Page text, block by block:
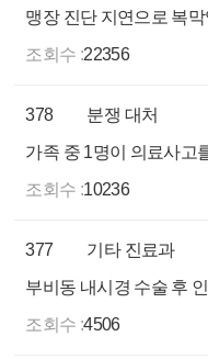
조회수 :22356
378
분쟁 대처
조회수 :10236
377
기타 진료과
부비동 내시경 수술 후
조회수 :4506